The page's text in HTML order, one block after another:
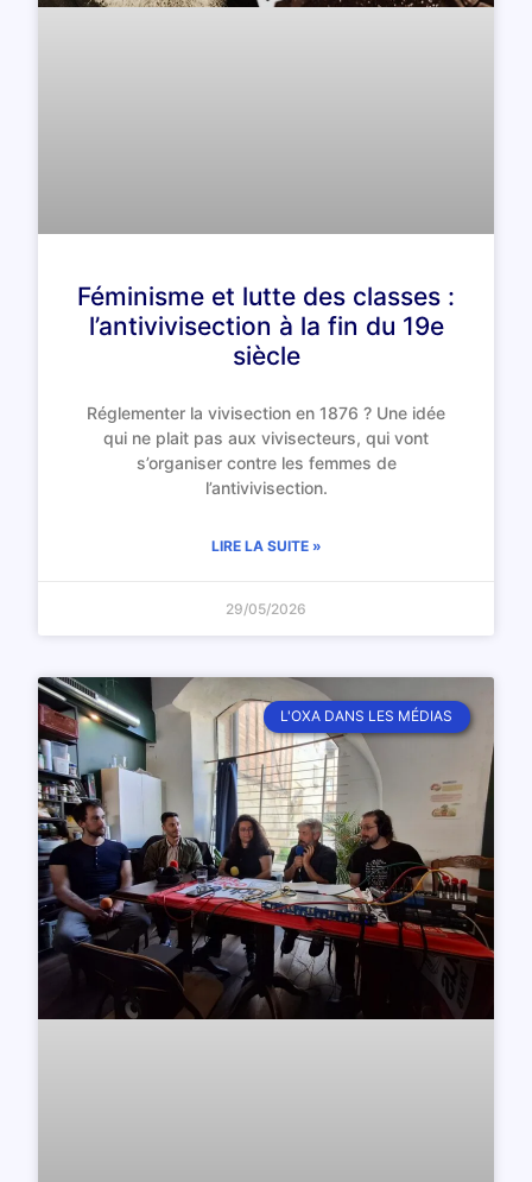
Féminisme et lutte des classes :
l’antivivisection à la fin du 19e
siècle
Réglementer la vivisection en 1876 ? Une idée
qui ne plait pas aux vivisecteurs, qui vont
s’organiser contre les femmes de
l’antivivisection.
LIRE LA SUITE »
29/05/2026
L'OXA DANS LES MÉDIAS